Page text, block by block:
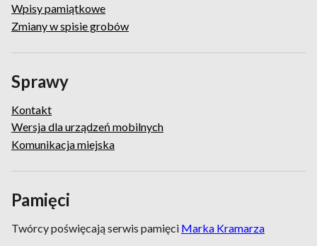
Wpisy pamiątkowe
Zmiany w spisie grobów
Sprawy
Kontakt
Wersja dla urządzeń mobilnych
Komunikacja miejska
Pamięci
Twórcy poświęcają serwis pamięci Marka Kramarza